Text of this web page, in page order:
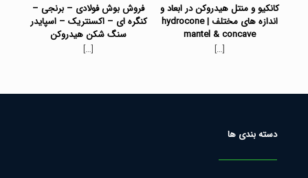
کانکیو و منتل هیدروکن در ابعاد و
اندازه های مختلف | hydrocone
mantel & concave
[…]
فروش بوش فولادی – برنجی –
کنگره ای – اکسنتریک – اسپایدر
سنگ شکن هیدروکن
[…]
دسته بندی ها